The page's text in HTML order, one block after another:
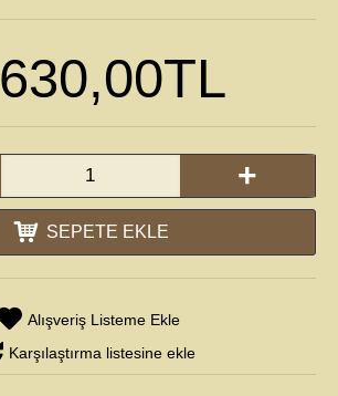
630,00TL
+
SEPETE EKLE
Alışveriş Listeme Ekle
Karşılaştırma listesine ekle